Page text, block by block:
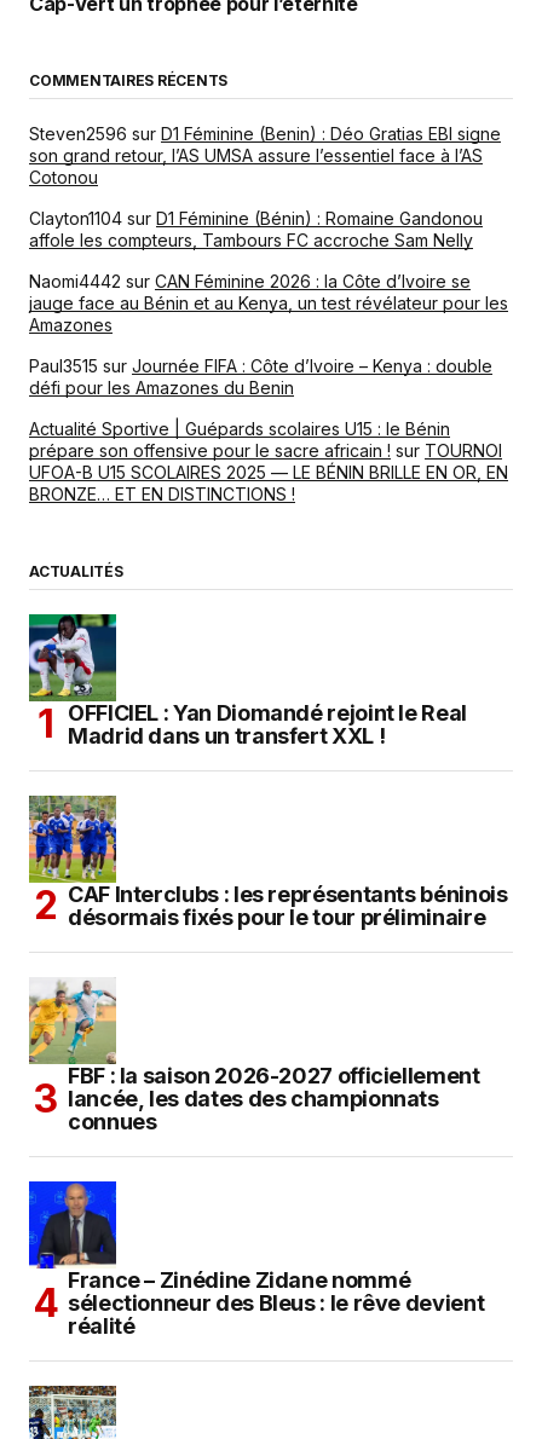
COMMENTAIRES RÉCENTS
Steven2596 sur D1 Féminine (Benin) : Déo Gratias EBI signe
son grand retour, l’AS UMSA assure l’essentiel face à l’AS
Cotonou
Clayton1104 sur D1 Féminine (Bénin) : Romaine Gandonou
affole les compteurs, Tambours FC accroche Sam Nelly
Naomi4442 sur CAN Féminine 2026 : la Côte d’Ivoire se
jauge face au Bénin et au Kenya, un test révélateur pour les
Amazones
Paul3515 sur Journée FIFA : Côte d’Ivoire – Kenya : double
défi pour les Amazones du Benin
Actualité Sportive | Guépards scolaires U15 : le Bénin
prépare son offensive pour le sacre africain ! sur TOURNOI
UFOA-B U15 SCOLAIRES 2025 — LE BÉNIN BRILLE EN OR, EN
BRONZE… ET EN DISTINCTIONS !
ACTUALITÉS
OFFICIEL : Yan Diomandé rejoint le Real
Madrid dans un transfert XXL !
CAF Interclubs : les représentants béninois
désormais fixés pour le tour préliminaire
FBF : la saison 2026-2027 officiellement
lancée, les dates des championnats
connues
France – Zinédine Zidane nommé
sélectionneur des Bleus : le rêve devient
réalité